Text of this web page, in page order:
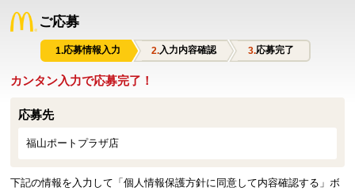
ご応募
応募情報入力 入力内容確認 応募完了
カンタン入力で応募完了！
応募先
福山ポートプラザ店
下記の情報を入力して「個人情報保護方針に同意して内容確認する」ボ